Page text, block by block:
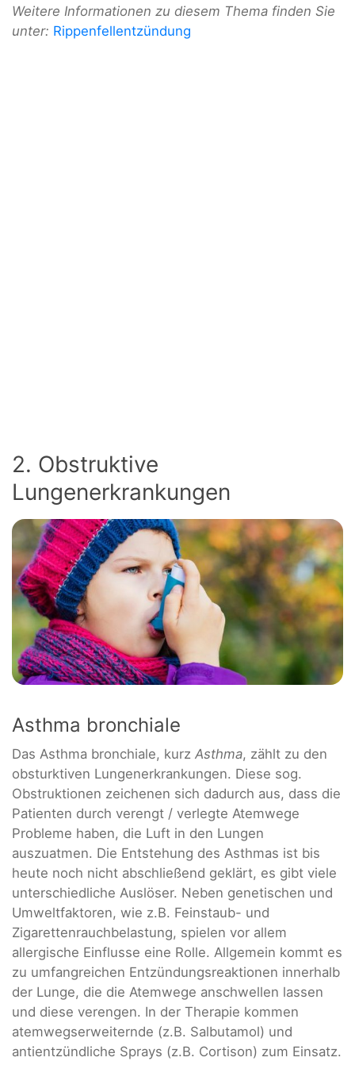
Weitere Informationen zu diesem Thema finden Sie
unter: Rippenfellentzündung
2. Obstruktive
Lungenerkrankungen
Asthma bronchiale
Das Asthma bronchiale, kurz Asthma, zählt zu den
obsturktiven Lungenerkrankungen. Diese sog.
Obstruktionen zeichenen sich dadurch aus, dass die
Patienten durch verengt / verlegte Atemwege
Probleme haben, die Luft in den Lungen
auszuatmen. Die Entstehung des Asthmas ist bis
heute noch nicht abschließend geklärt, es gibt viele
unterschiedliche Auslöser. Neben genetischen und
Umweltfaktoren, wie z.B. Feinstaub- und
Zigarettenrauchbelastung, spielen vor allem
allergische Einflusse eine Rolle. Allgemein kommt es
zu umfangreichen Entzündungsreaktionen innerhalb
der Lunge, die die Atemwege anschwellen lassen
und diese verengen. In der Therapie kommen
atemwegserweiternde (z.B. Salbutamol) und
antientzündliche Sprays (z.B. Cortison) zum Einsatz.